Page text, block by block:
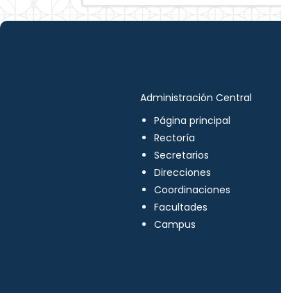
Administración Central
Página principal
Rectoría
Secretarios
Direcciones
Coordinaciones
Facultades
Campus